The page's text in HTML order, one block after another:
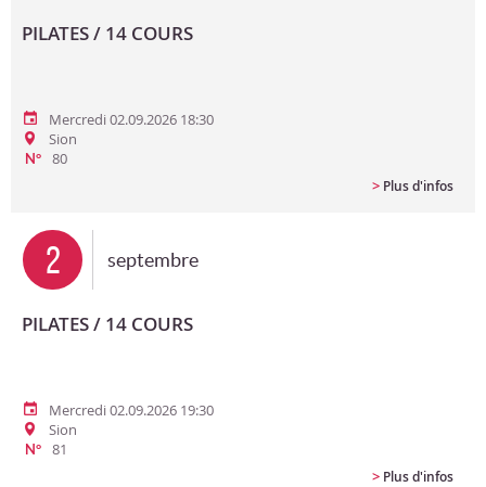
PILATES / 14 COURS
Mercredi 02.09.2026 18:30
Sion
N°
80
> Plus d'infos
2 septembre
PILATES / 14 COURS
Mercredi 02.09.2026 19:30
Sion
N°
81
> Plus d'infos